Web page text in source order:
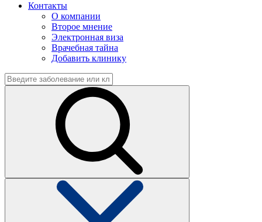
Контакты
О компании
Второе мнение
Электронная виза
Врачебная тайна
Добавить клинику